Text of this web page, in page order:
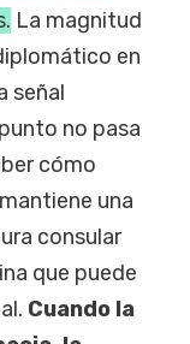
La magnitud
en
señal
no pasa
cómo
una
consular
que puede
Cuando la